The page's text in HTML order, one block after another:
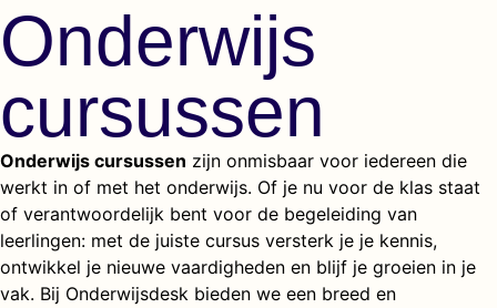
Onderwijs
cursussen
Onderwijs cursussen zijn onmisbaar voor iedereen die
werkt in of met het onderwijs. Of je nu voor de klas staat
of verantwoordelijk bent voor de begeleiding van
leerlingen: met de juiste cursus versterk je je kennis,
ontwikkel je nieuwe vaardigheden en blijf je groeien in je
vak. Bij Onderwijsdesk bieden we een breed en